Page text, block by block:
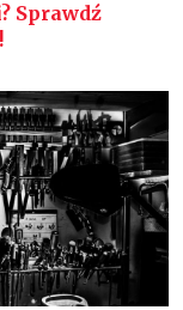
Sprawdź